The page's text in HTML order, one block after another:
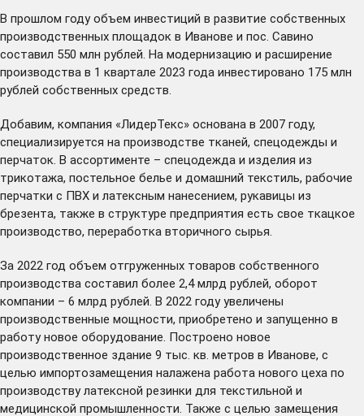
В прошлом году объем инвестиций в развитие собственных
производственных площадок в Иванове и пос. Савино
составил 550 млн рублей. На модернизацию и расширение
производства в 1 квартале 2023 года инвестировано 175 млн
рублей собственных средств.
Добавим, компания «ЛидерТекс» основана в 2007 году,
специализируется на производстве тканей, спецодежды и
перчаток. В ассортименте – спецодежда и изделия из
трикотажа, постельное белье и домашний текстиль, рабочие
перчатки с ПВХ и латексным нанесением, рукавицы из
брезента, также в структуре предприятия есть свое ткацкое
производство, переработка вторичного сырья.
За 2022 год объем отгруженных товаров собственного
производства составил более 2,4 млрд рублей, оборот
компании – 6 млрд рублей. В 2022 году увеличены
производственные мощности, приобретено и запущенно в
работу новое оборудование. Построено новое
производственное здание 9 тыс. кв. метров в Иванове, с
целью импортозамещения налажена работа нового цеха по
производству латексной резинки для текстильной и
медицинской промышленности. Также с целью замещения